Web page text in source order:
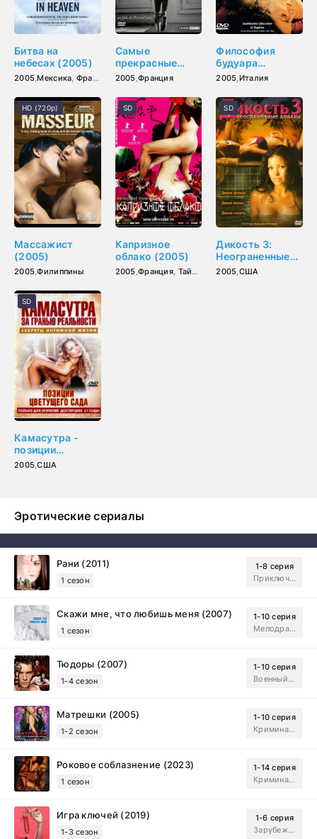
Битва на
небесах (2005)
2005,Мексика, Франция ,Германия,Бельгия
Самые
прекрасные
незнакомки
Парижа (2005)
2005,Франция
Философия
будуара
маркиза Де
2005,Италия
Массажист
(2005)
2005,Филиппины
HD (720p)
Капризное
облако (2005)
2005,Франция, Тайвань
SD
Дикость 3:
Неограненные
алмазы (2005)
2005,США
SD
Камасутра -
позиции
цветущего сада
2005,США
SD
Эротические сериалы
Рани (2011)
1 сезон
1-8 серия
Приключения, Зарубежный, Мелодрама
Скажи мне, что любишь меня (2007)
1 сезон
1-10 серия
Мелодрама, Драма
Тюдоры (2007)
1-4 сезон
1-10 серия
Военный, Исторический, Зарубежный, Мелодрама, Драма
Матрешки (2005)
1-2 сезон
1-10 серия
Криминал, Драма
Роковое соблазнение (2023)
1 сезон
1-14 серия
Криминал, Мистический, Триллер, Драма
Игра ключей (2019)
1-3 сезон
1-6 серия
Зарубежный, Мелодрама, Драма